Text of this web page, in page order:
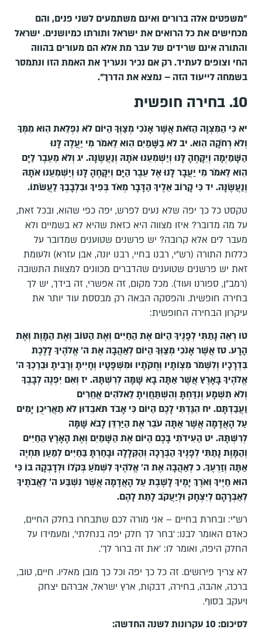
"משפטים אלה ברורים ואינם משתמעים לשני פנים, והם
מכחישים את כל הרואים את ישראל ותורתו כמיושנים. ישראל
והתורה אינם שרידים של עבר מת אלא הם מעורים בהווה
החי וצופים לעתיד. רק אם נכיר ונעריך את האמת הזו ונתמסר
בשמחה לייעוד הזה – נמצא את הדרך".
10. בחירה חופשית
יא כִּי הַמִּצְוָה הַזֹּאת אֲשֶׁר אָנֹכִי מְצַוְּךָ הַיּוֹם לֹא נִפְלֵאת הִוא מִמְּךָ
וְלֹא רְחֹקָה הִוא. יב לֹא בַשָּׁמַיִם הִוא לֵאמֹר מִי יַעֲלֶה לָּנוּ
הַשָּׁמַיְמָה וְיִקָּחֶהָ לָּנוּ וְיַשְׁמִעֵנוּ אֹתָהּ וְנַעֲשֶׂנָּה. יג וְלֹא מֵעֵבֶר לַיָּם
הִוא לֵאמֹר מִי יַעֲבָר לָנוּ אֶל עֵבֶר הַיָּם וְיִקָּחֶהָ לָּנוּ וְיַשְׁמִעֵנוּ אֹתָהּ
וְנַעֲשֶׂנָּה. יד כִּי קָרוֹב אֵלֶיךָ הַדָּבָר מְאֹד בְּפִיךָ וּבִלְבָבְךָ לַעֲשֹׂתוֹ.
טקסט כל כך יפה שלא נעים לפרש, יפה כפי שהוא, ובכל זאת,
על מה מדובר? איזו מצווה היא כזאת שהיא לא בשמיים ולא
מעבר לים אלא קרובה? יש פרשנים שטוענים שמדובר על
כללות התורה (רש"י, רבנו בחיי, רבנו יונה, אבן עזרא) ולעומת
זאת יש פרשנים שטוענים שהדברים מכוונים למצוות התשובה
(רמב"ן, ספורנו ועוד). מכל מקום, זה אפשרי, זה בידך, יש לך
בחירה חופשית. והפסקה הבאה רק מבססת עוד יותר את
עיקרון הבחירה החופשית:
טו רְאֵה נָתַתִּי לְפָנֶיךָ הַיּוֹם אֶת הַחַיִּים וְאֶת הַטּוֹב וְאֶת הַמָּוֶת וְאֶת
הָרָע. טז אֲשֶׁר אָנֹכִי מְצַוְּךָ הַיּוֹם לְאַהֲבָה אֶת ה' אֱלֹהֶיךָ לָלֶכֶת
בִּדְרָכָיו וְלִשְׁמֹר מִצְו‍ֹתָיו וְחֻקֹּתָיו וּמִשְׁפָּטָיו וְחָיִיתָ וְרָבִיתָ וּבֵרַכְךָ ה'
אֱלֹהֶיךָ בָּאָרֶץ אֲשֶׁר אַתָּה בָא שָׁמָּה לְרִשְׁתָּהּ. יז וְאִם יִפְנֶה לְבָבְךָ
וְלֹא תִשְׁמָע וְנִדַּחְתָּ וְהִשְׁתַּחֲוִיתָ לֵאלֹהִים אֲחֵרִים
וַעֲבַדְתָּם. יח הִגַּדְתִּי לָכֶם הַיּוֹם כִּי אָבֹד תֹּאבֵדוּן לֹא תַאֲרִיכֻן יָמִים
עַל הָאֲדָמָה אֲשֶׁר אַתָּה עֹבֵר אֶת הַיַּרְדֵּן לָבֹא שָׁמָּה
לְרִשְׁתָּהּ. יט הַעִידֹתִי בָכֶם הַיּוֹם אֶת הַשָּׁמַיִם וְאֶת הָאָרֶץ הַחַיִּים
וְהַמָּוֶת נָתַתִּי לְפָנֶיךָ הַבְּרָכָה וְהַקְּלָלָה וּבָחַרְתָּ בַּחַיִּים לְמַעַן תִּחְיֶה
אַתָּה וְזַרְעֶךָ. כ לְאַהֲבָה אֶת ה' אֱלֹהֶיךָ לִשְׁמֹעַ בְּקֹלוֹ וּלְדָבְקָה בוֹ כִּי
הוּא חַיֶּיךָ וְאֹרֶךְ יָמֶיךָ לָשֶׁבֶת עַל הָאֲדָמָה אֲשֶׁר נִשְׁבַּע ה' לַאֲבֹתֶיךָ
לְאַבְרָהָם לְיִצְחָק וּלְיַעֲקֹב לָתֵת לָהֶם.
רש"י: ובחרת בחיים – אני מורה לכם שתבחרו בחלק החיים,
כאדם האומר לבנו: 'בחר לך חלק יפה בנחלתי', ומעמידו על
החלק היפה, ואומר לו: 'את זה ברור לך'.
לא צריך פירושים. זה כל כך יפה וכל כך מובן מאליו. חיים, טוב,
ברכה, אהבה, בחירה, דבקות, ארץ ישראל, אברהם יצחק
ויעקב בסוף.
לסיכום: 10 עקרונות לשנה החדשה: